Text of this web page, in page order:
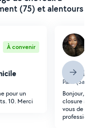
(75) et alentours
À convenir
pour un
10. Merci
Paris
Bonjour,
closure
vous de